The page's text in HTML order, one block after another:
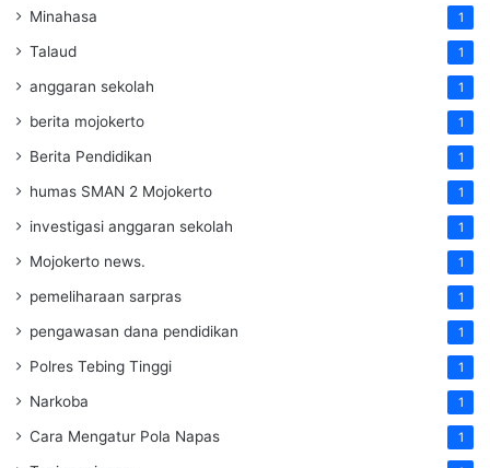
Minahasa 1
Talaud 1
anggaran sekolah 1
berita mojokerto 1
Berita Pendidikan 1
humas SMAN 2 Mojokerto 1
investigasi anggaran sekolah 1
Mojokerto news. 1
pemeliharaan sarpras 1
pengawasan dana pendidikan 1
Polres Tebing Tinggi 1
Narkoba 1
Cara Mengatur Pola Napas 1